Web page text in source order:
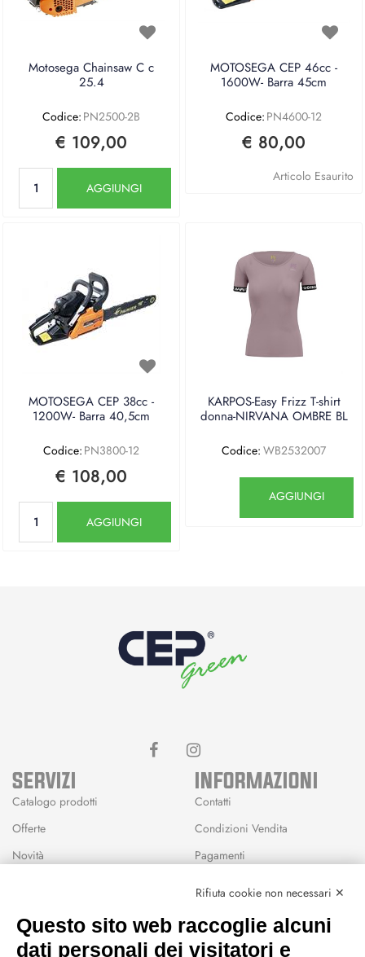
Motosega Chainsaw C c
25.4
Codice: PN2500-2B
€ 109,00
AGGIUNGI
MOTOSEGA CEP 46cc -
1600W- Barra 45cm
Codice: PN4600-12
€ 80,00
Articolo Esaurito
MOTOSEGA CEP 38cc -
1200W- Barra 40,5cm
Codice: PN3800-12
€ 108,00
AGGIUNGI
KARPOS-Easy Frizz T-shirt
donna-NIRVANA OMBRE BL
Codice: WB2532007
AGGIUNGI
SERVIZI
Catalogo prodotti
Offerte
Novità
Wishlist
INFORMAZIONI
Contatti
Condizioni Vendita
Pagamenti
Rifiuta cookie non necessari ✕
Questo sito web raccoglie alcuni
dati personali dei visitatori e